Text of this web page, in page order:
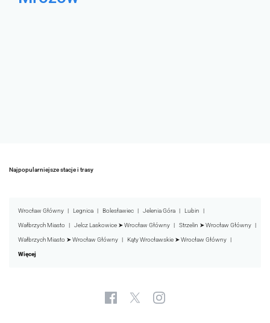
Najpopularniejsze stacje i trasy
Wrocław Główny Legnica Bolesławiec Jelenia Góra Lubin
Wałbrzych Miasto Jelcz Laskowice ➤ Wrocław Główny Strzelin ➤ Wrocław Główny
Wałbrzych Miasto ➤ Wrocław Główny Kąty Wrocławskie ➤ Wrocław Główny
Więcej